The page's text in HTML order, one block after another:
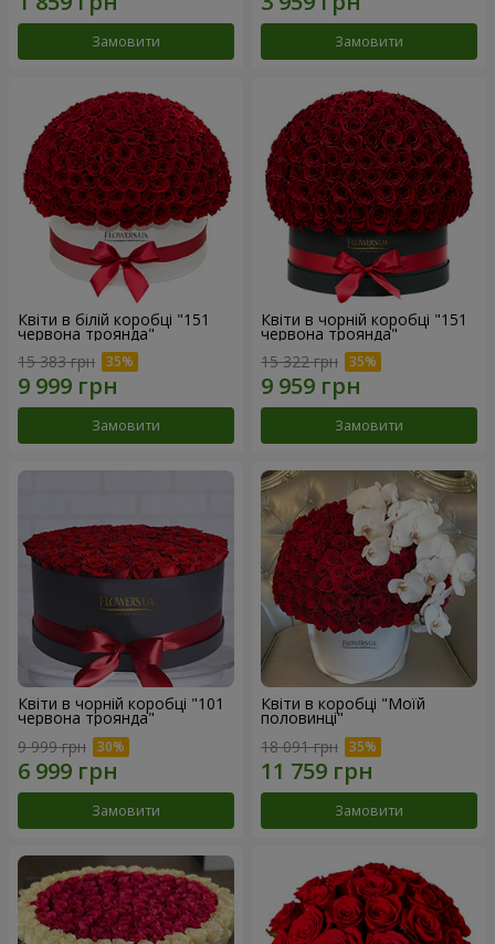
Замовити Замовити
Квіти в білій коробці "151
червона троянда"
15 383 грн
Замовити
Квіти в чорній коробці "151
червона троянда"
15 322 грн
Замовити
Квіти в чорній коробці "101
червона троянда"
9 999 грн
Замовити
Квіти в коробці "Моїй
половинці"
18 091 грн
Замовити